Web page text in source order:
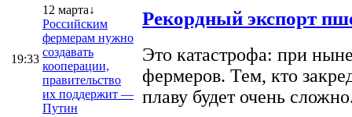
19:33
12 марта↓
Российским
фермерам нужно
создавать
кооперации,
правительство
их поддержит —
Путин
Рекордный экспорт
Это катастрофа: при
фермеров. Тем, кто
плаву будет очень